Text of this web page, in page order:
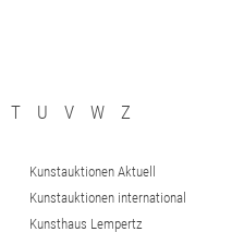
T U V W Z
Kunstauktionen Aktuell
Kunstauktionen international
Kunsthaus Lempertz